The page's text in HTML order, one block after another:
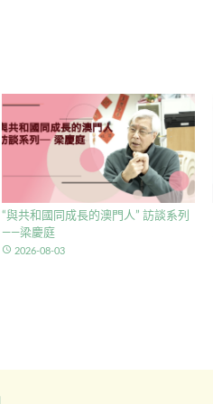
“與共和國同成長的澳門人” 訪談系列
——梁慶庭
access_time 2026-08-03